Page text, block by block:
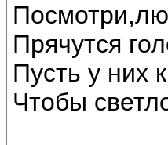
Прячутся
Пусть у них
Чтобы